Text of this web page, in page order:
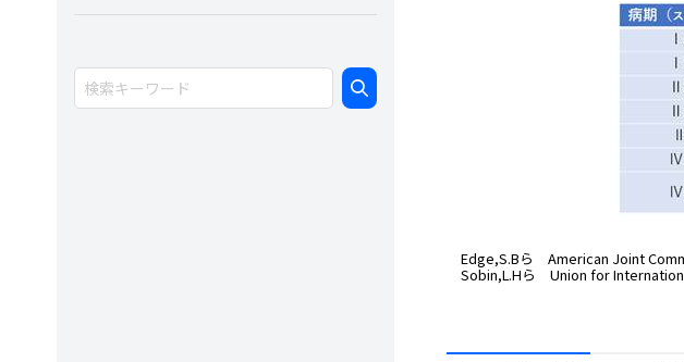
Edge,S.Bら American Joint
Sobin,L.Hら Union for